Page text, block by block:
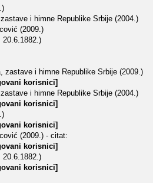
i himne Republike Srbije (2004.)
(2009.)
20.6.1882.)
zastave i himne Republike Srbije (2009.)
korisnici]
i himne Republike Srbije (2004.)
korisnici]
korisnici]
(2009.) - citat:
korisnici]
20.6.1882.)
korisnici]